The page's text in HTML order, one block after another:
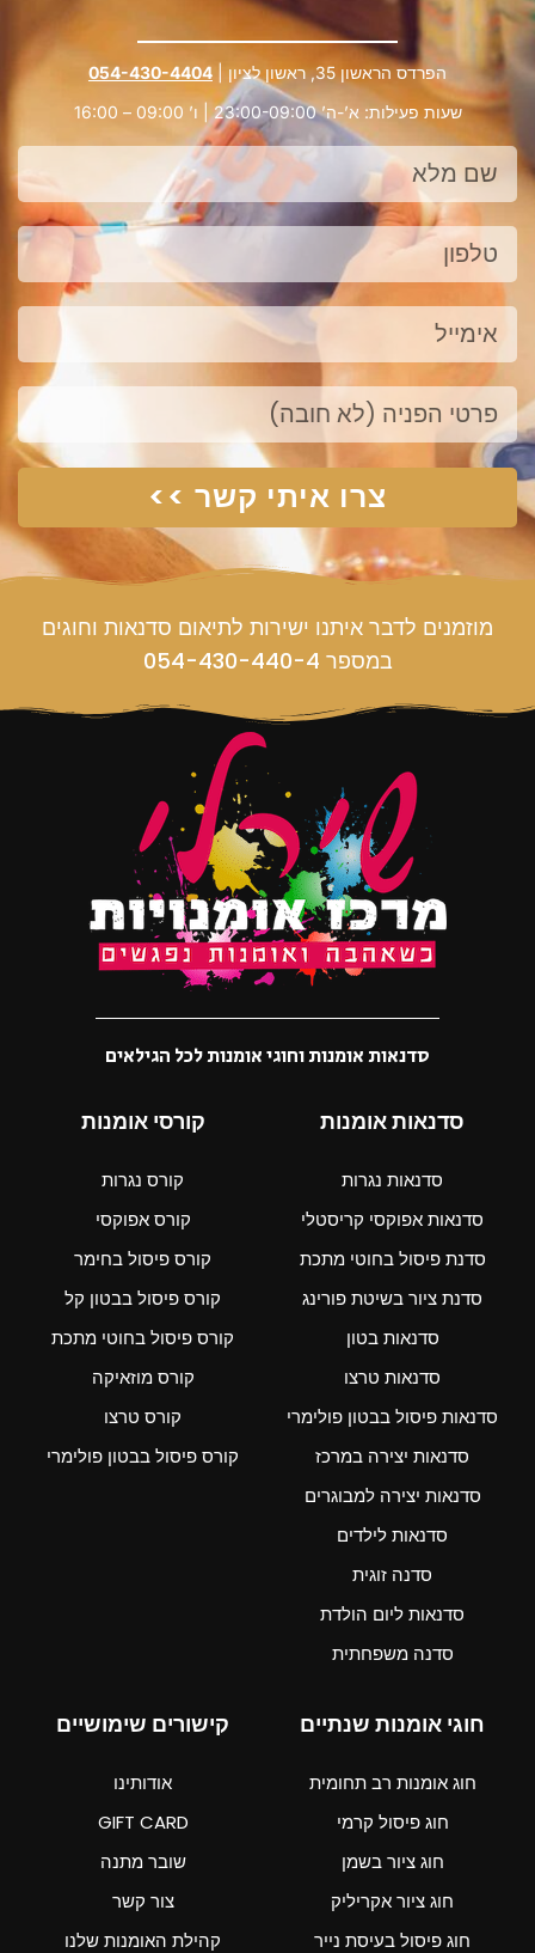
הפרדס הראשון 35, ראשון לציון |
054-430-4404
שעות פעילות: א’-ה’ 23:00-09:00 | ו’ 09:00 – 16:00
שם
מלא
טלפון
אימייל
פנייה
צרו איתי קשר >>
מוזמנים לדבר איתנו ישירות לתיאום סדנאות וחוגים
במספר 054-430-440-4
סדנאות אומנות וחוגי אומנות לכל הגילאים
סדנאות אומנות
סדנאות נגרות
סדנאות אפוקסי קריסטלי
סדנת פיסול בחוטי מתכת
סדנת ציור בשיטת פורינג
סדנאות בטון
סדנאות טרצו
סדנאות פיסול בבטון פולימרי
סדנאות יצירה במרכז
סדנאות יצירה למבוגרים
סדנאות לילדים
סדנה זוגית
סדנאות ליום הולדת
סדנה משפחתית
קורסי אומנות
קורס נגרות
קורס אפוקסי
קורס פיסול בחימר
קורס פיסול בבטון קל
קורס פיסול בחוטי מתכת
קורס מוזאיקה
קורס טרצו
קורס פיסול בבטון פולימרי
חוגי אומנות שנתיים
חוג אומנות רב תחומית
חוג פיסול קרמי
חוג ציור בשמן
חוג ציור אקריליק
חוג פיסול בעיסת נייר
קישורים שימושיים
אודותינו
GIFT CARD
שובר מתנה
צור קשר
קהילת האומנות שלנו